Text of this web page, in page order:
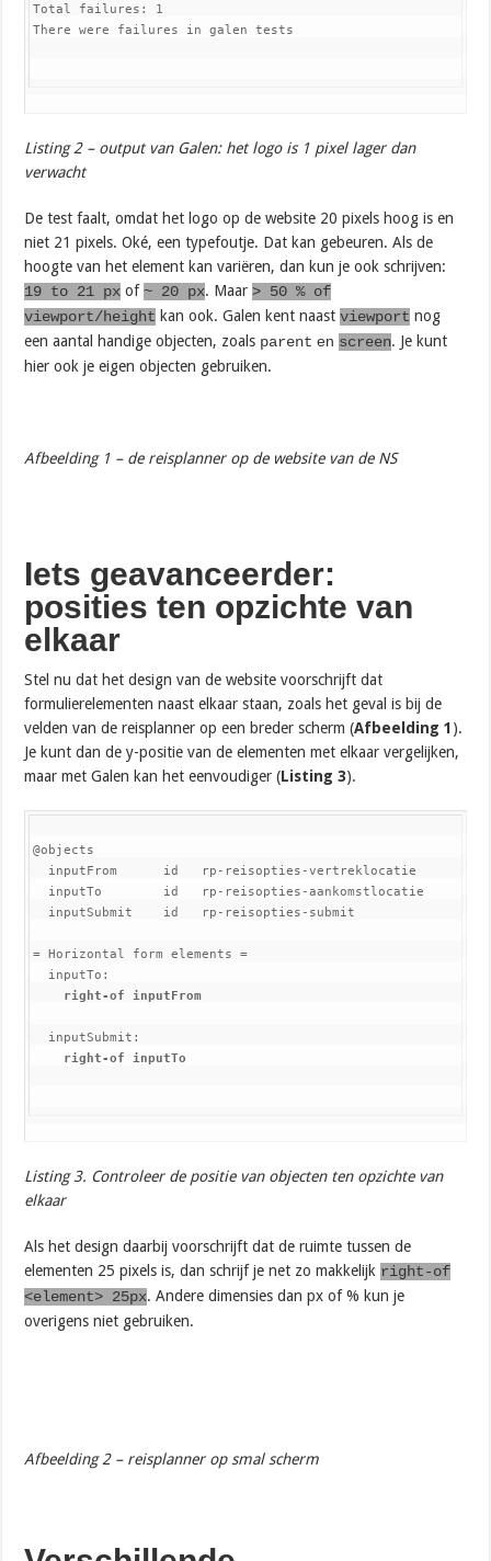
Total failures: 1
There were failures in galen tests
Listing 2 – output van Galen: het logo is 1 pixel lager dan
verwacht
De test faalt, omdat het logo op de website 20 pixels hoog is en
niet 21 pixels. Oké, een typefoutje. Dat kan gebeuren. Als de
hoogte van het element kan variëren, dan kun je ook schrijven:
19 to 21 px of ~ 20 px. Maar> 50 % of
viewport/height kan ook. Galen kent naastviewport nog
een aantal handige objecten, zoals parent en screen. Je kunt
hier ook je eigen objecten gebruiken.
Afbeelding 1 – de reisplanner op de website van de NS
Iets geavanceerder:
posities ten opzichte van
elkaar
Stel nu dat het design van de website voorschrijft dat
formulierelementen naast elkaar staan, zoals het geval is bij de
velden van de reisplanner op een breder scherm (Afbeelding 1).
Je kunt dan de y-positie van de elementen met elkaar vergelijken,
maar met Galen kan het eenvoudiger (Listing 3).
@objects
  inputFrom      id   rp-reisopties-vertreklocatie
  inputTo        id   rp-reisopties-aankomstlocatie
  inputSubmit    id   rp-reisopties-submit
= Horizontal form elements =
    right-of inputFrom
    right-of inputTo
Listing 3. Controleer de positie van objecten ten opzichte van
elkaar
Als het design daarbij voorschrijft dat de ruimte tussen de
elementen 25 pixels is, dan schrijf je net zo makkelijk right-of
<element> 25px. Andere dimensies dan px of % kun je
overigens niet gebruiken.
Afbeelding 2 – reisplanner op smal scherm